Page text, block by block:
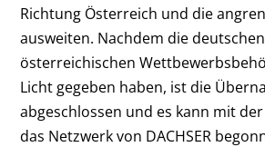
Richtung Österreich und die
ausweiten. Nachdem die
österreichischen
Licht gegeben haben, ist die
abgeschlossen und es kann mit
das Netzwerk von DACHSER